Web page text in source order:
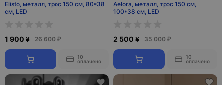
Elisto, металл, трос 150 см, 80*38
см, LED
1 900 ¥ 26 600 ₽
10
оплачено
Aelora, металл, трос 150 см,
100*38 см, LED
2 500 ¥ 35 000 ₽
10
оплачено